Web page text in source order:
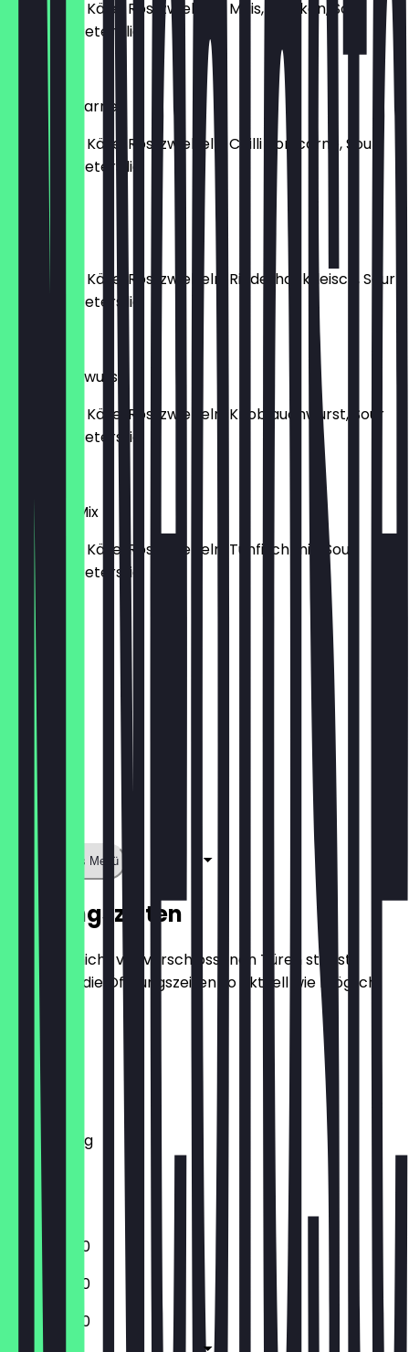
Kartoffeln, Käse, Röstzwiebeln, Mais, Chicken, Sour
Cream & Petersilie
€ 7,95
Chilli con carne
Kartoffeln, Käse, Röstzwiebeln, Chilli con carne, Sour
Cream & Petersilie
€ 7,95
Kartoffeln, Käse, Röstzwiebeln, Rinderhackfleisch, Sour
Cream & Petersilie
Knoblauchwurst
Kartoffeln, Käse, Röstzwiebeln, Knoblauchwurst, Sour
Cream & Petersilie
Tunfisch-Mix
Kartoffeln, Käse, Röstzwiebeln, Tunfisch mix, Sour
Cream & Petersilie
€ 7,95
Zeige ganzes Menü
Öffnungszeiten
Damit du nicht vor verschlossenen Türen stehst,
halten wir die Öffnungszeiten so aktuell wie möglich.
Montag
Dienstag
Mittwoch
Donnerstag
Freitag
Samstag
Sonntag
11:30 - 20:00
11:30 - 20:00
11:30 - 20:00